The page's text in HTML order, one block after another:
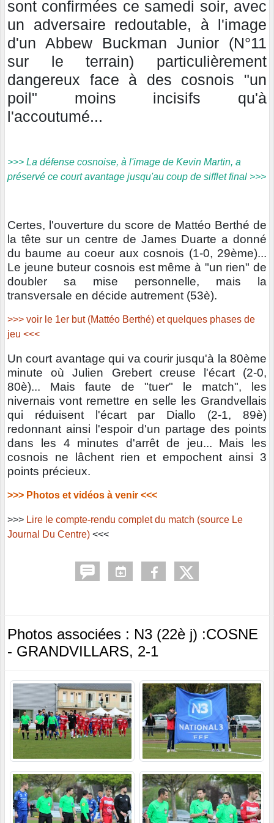
sont confirmées ce samedi soir, avec
un adversaire redoutable, à l'image
d'un Abbew Buckman Junior (N°11
sur le terrain) particulièrement
dangereux face à des cosnois "un
poil" moins incisifs qu'à
l'accoutumé...
>>> La défense cosnoise, à l'image de Kevin Martin, a
préservé ce court avantage jusqu'au coup de sifflet final >>>
Certes, l'ouverture du score de Mattéo Berthé de
la tête sur un centre de James Duarte a donné
du baume au coeur aux cosnois (1-0, 29ème)...
Le jeune buteur cosnois est même à "un rien" de
doubler sa mise personnelle, mais la
transversale en décide autrement (53è).
>>> voir le 1er but (Mattéo Berthé) et quelques phases de
jeu <<<
Un court avantage qui va courir jusqu'à la 80ème
minute où Julien Grebert creuse l'écart (2-0,
80è)... Mais faute de "tuer" le match", les
nivernais vont remettre en selle les Grandvellais
qui réduisent l'écart par Diallo (2-1, 89è)
redonnant ainsi l'espoir d'un partage des points
dans les 4 minutes d'arrêt de jeu... Mais les
cosnois ne lâchent rien et empochent ainsi 3
points précieux.
>>> Photos et vidéos à venir <<<
>>> Lire le compte-rendu complet du match (source Le
Journal Du Centre) <<<
Photos associées : N3 (22è j) :COSNE
- GRANDVILLARS, 2-1